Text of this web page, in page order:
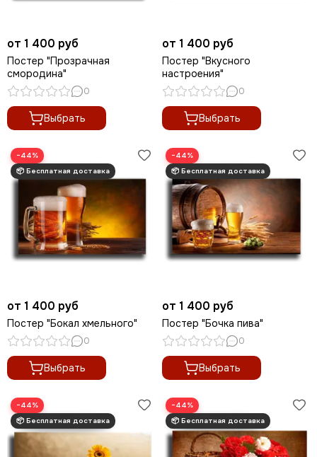
от 1 400 руб
Постер "Прозрачная
смородина"
0
Выбрать
от 1 400 руб
Постер "Вкусного
настроения"
0
Выбрать
−44%
от 1 400 руб
Постер "Бокал хмельного"
0
Выбрать
−44%
от 1 400 руб
Постер "Бочка пива"
0
Выбрать
−44% −44%